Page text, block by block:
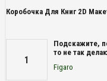
Коробочка Для Книг 2D
1
Подскажите,
то не так
Figaro